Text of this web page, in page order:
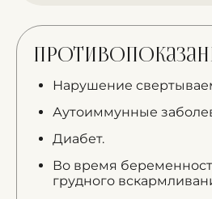
Нарушение
Аутоиммунные
Диабет.
Во время
грудного